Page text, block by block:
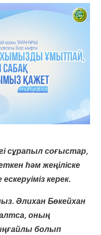
сұрапыл соғыстар,
һәм жеңіліске
керек.
Әлихан Бөкейхан
оның
болып